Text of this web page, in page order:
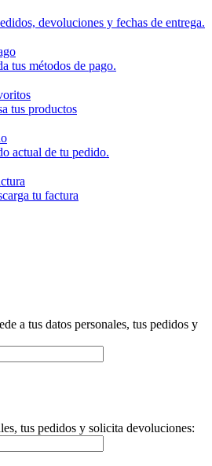
devoluciones y fechas de entrega.
tus métodos de pago.
tus productos
actual de tu pedido.
tu factura
a tus datos personales, tus pedidos y
tus pedidos y solicita devoluciones: